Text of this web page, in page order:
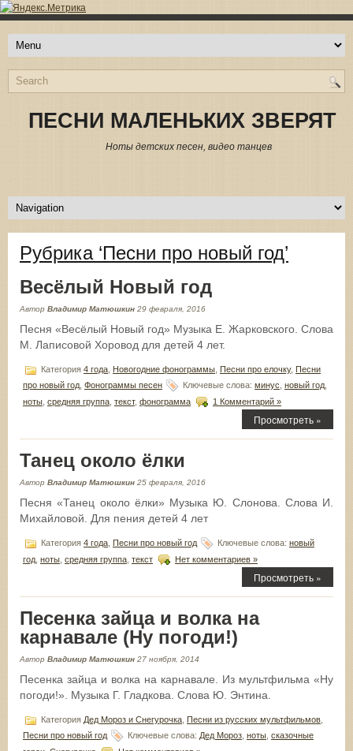
ПЕСНИ МАЛЕНЬКИХ ЗВЕРЯТ
Ноты детских песен, видео танцев
Рубрика ‘Песни про новый год’
Весёлый Новый год
Автор Владимир Матюшкин 29 февраля, 2016
Песня «Весёлый Новый год» Музыка Е. Жарковского. Слова
М. Лаписовой Хоровод для детей 4 лет.
Категория 4 года Новогодние фонограммы Песни про елочку, Песни
про новый год Фонограммы песен Ключевые слова: минус новый год
ноты средняя группа текст, фонограмма 1 Комментарий »
Просмотреть »
Танец около ёлки
Автор Владимир Матюшкин 25 февраля, 2016
Песня «Танец около ёлки» Музыка Ю. Слонова. Слова И.
Михайловой. Для пения детей 4 лет
Категория 4 года Песни про новый год Ключевые слова: новый
год ноты средняя группа текст Нет комментариев »
Просмотреть »
Песенка зайца и волка на
карнавале (Ну погоди!)
Автор Владимир Матюшкин 27 ноября, 2014
Песенка зайца и волка на карнавале. Из мультфильма «Ну
погоди!». Музыка Г. Гладкова. Слова Ю. Энтина.
Категория Дед Мороз и Снегурочка Песни из русских мультфильмов
Песни про новый год
Ключевые слова: Дед Мороз ноты сказочные